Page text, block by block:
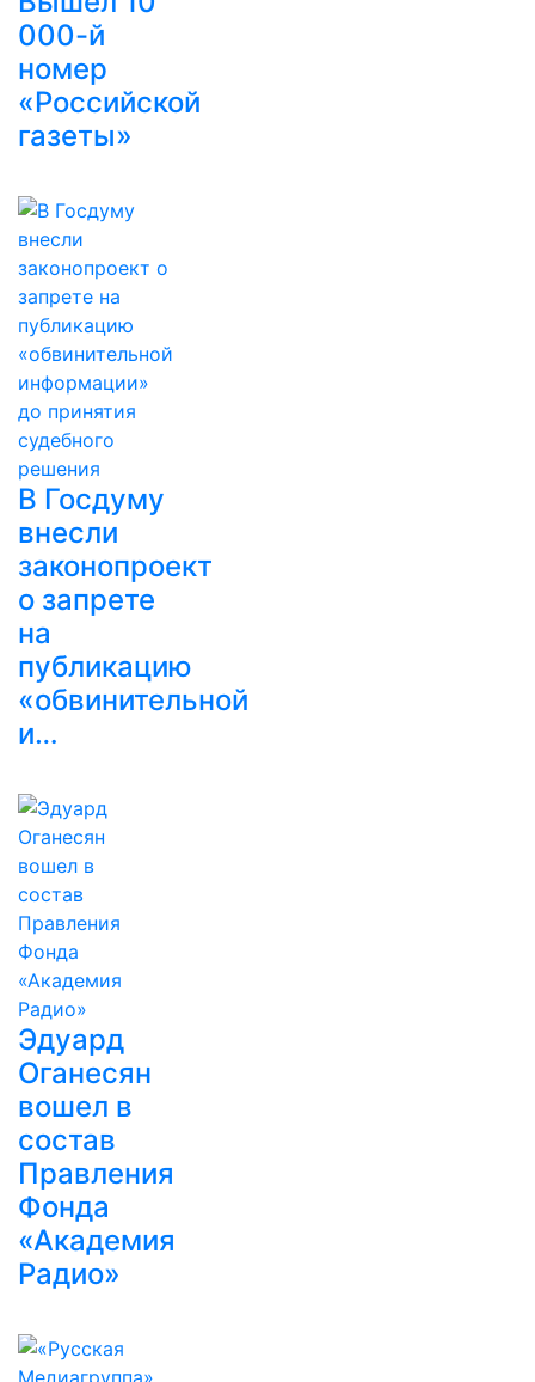
000-й
номер
«Российской
газеты»
В Госдуму
внесли
законопроект
о запрете
на
публикацию
«обвинительной
и…
Эдуард
Оганесян
вошел в
состав
Правления
Фонда
«Академия
Радио»